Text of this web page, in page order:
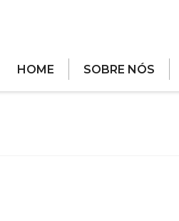
HOME SOBRE NÓS